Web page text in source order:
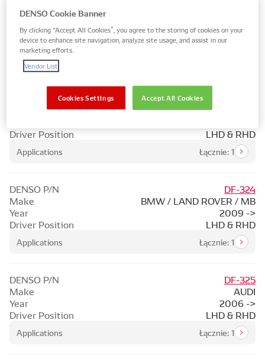
DENSO P/N
Make
Applications
Year
2012 ->
Driver Position
LHD & RHD
DENSO P/N
Applications Łącznie: 1
Driver Position
LHD & RHD
DENSO P/N
DF-324
Make
BMW / LAND ROVER / MB
Applications Łącznie: 1
Year
2009 ->
Driver Position
LHD & RHD
DENSO P/N
DF-325
Make
AUDI
Applications Łącznie: 1
Year
2006 ->
Driver Position
LHD & RHD
DENSO Cookie Banner
By clicking “Accept All Cookies”, you agree to the storing of cookies on your
device to enhance site navigation, analyze site usage, and assist in our
marketing efforts.
Vendor List
Accept All Cookies
Cookies Settings